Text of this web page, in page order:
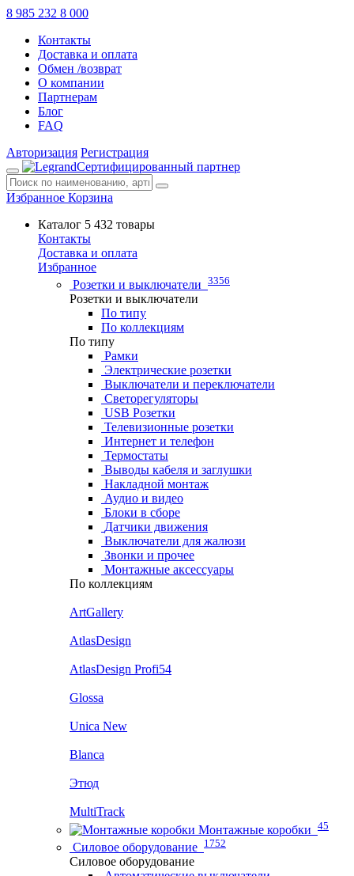
8 985 232 8 000
Контакты
Доставка и оплата
Обмен /возврат
О компании
Партнерам
Блог
FAQ
Авторизация Регистрация
Сертифицированный партнер
Избранное Корзина
Каталог 5 432 товары
Контакты
Доставка и оплата
Избранное
Розетки и выключатели 3356
Розетки и выключатели
По типу
По коллекциям
По типу
Рамки
Электрические розетки
Выключатели и переключатели
Светорегуляторы
USB Розетки
Телевизионные розетки
Интернет и телефон
Термостаты
Выводы кабеля и заглушки
Накладной монтаж
Аудио и видео
Блоки в сборе
Датчики движения
Выключатели для жалюзи
Звонки и прочее
Монтажные аксессуары
По коллекциям
ArtGallery
AtlasDesign
AtlasDesign Profi54
Glossa
Unica New
Blanca
Этюд
MultiTrack
Монтажные коробки 45
Силовое оборудование 1752
Силовое оборудование